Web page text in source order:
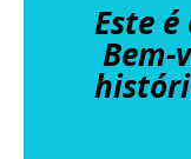
Este
Bem-